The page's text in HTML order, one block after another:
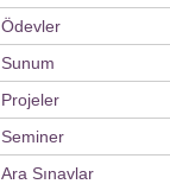
Ödevler
Sunum
Projeler
Seminer
Ara Sınavlar